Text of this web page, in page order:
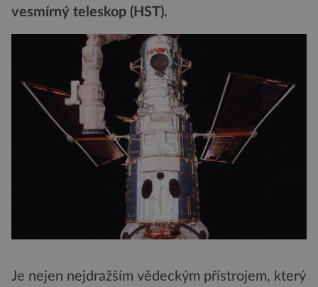
vesmírný teleskop (HST).
Je nejen nejdražším vědeckým přístrojem, který